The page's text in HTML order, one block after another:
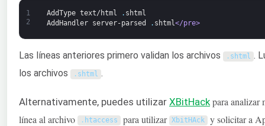
1
2
AddType text/html . shtml
AddHandler
server-parsed . shtml</pre>
Las líneas anteriores primero validan los archivos . shtml .
los archivos
. shtml .
Alternativamente, puedes utilizar XBitHack para analizar
línea al archivo
. htaccess para utilizar XbitHAck y solicitar a